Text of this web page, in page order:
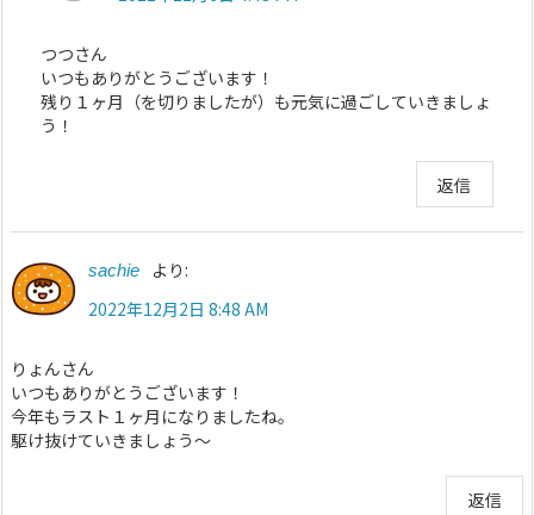
つつさん
いつもありがとうございます！
残り１ヶ月（を切りましたが）も元気に過ごしていきましょ
う！
返信
sachie
より:
2022年12月2日 8:48 AM
りょんさん
いつもありがとうございます！
今年もラスト１ヶ月になりましたね。
駆け抜けていきましょう〜
返信